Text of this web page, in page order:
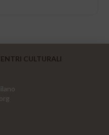
CULTURALI